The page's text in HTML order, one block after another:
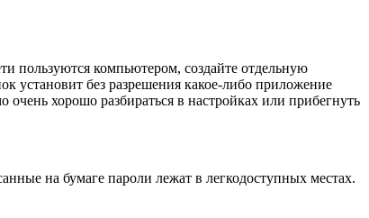
пользуются компьютером, создайте отдельную
установит без разрешения какое-либо приложение
хорошо разбираться в настройках или прибегнуть
на бумаге пароли лежат в легкодоступных местах.